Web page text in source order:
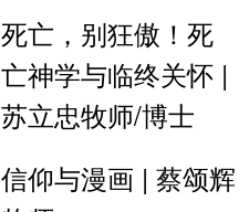
死亡，别狂傲！死
亡神学与临终关怀 |
苏立忠牧师/博士
信仰与漫画 | 蔡颂辉